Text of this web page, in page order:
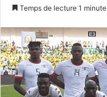
o
y
e
r
u
Temps de lecture 1 minute